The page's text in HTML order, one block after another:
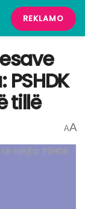
REKLAMO
tillë
AA